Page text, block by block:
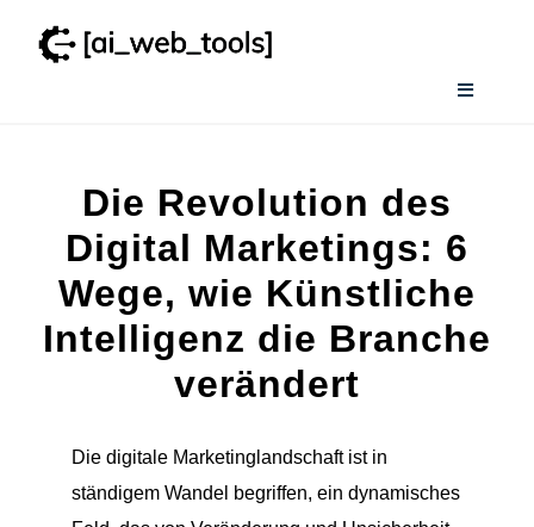
Inhalt
Toggle
Wissenswertes
Smart AI Tool Selector
Die Revolution des
Digital Marketings: 6
Wege, wie Künstliche
Intelligenz die Branche
verändert
Die digitale Marketinglandschaft ist in
ständigem Wandel begriffen, ein dynamisches